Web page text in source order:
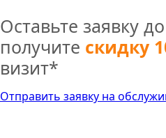
Оставьте заявку
получите скидку
визит*
Отправить заявку на